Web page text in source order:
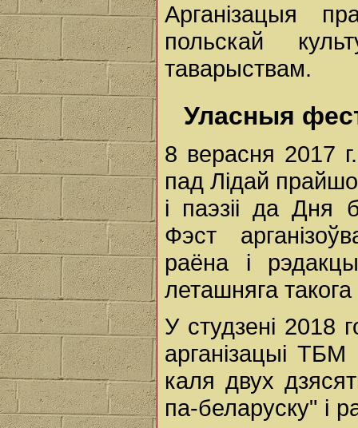
Арганізацыя
польскай
таварыствам.
Уласныя
8 верасня 2017
пад Лідай
і паэзіі да Дня
Фэст
раёна і
леташняга
У студзені 2018
арганізацыі
каля двух
па-беларуску" і